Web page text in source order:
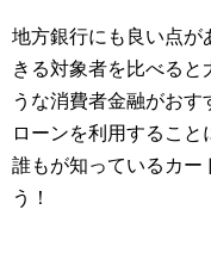
地方銀行にも良い点が
きる対象者を比べると
うな消費者金融がお
ローンを利用すること
誰もが知っているカー
う！